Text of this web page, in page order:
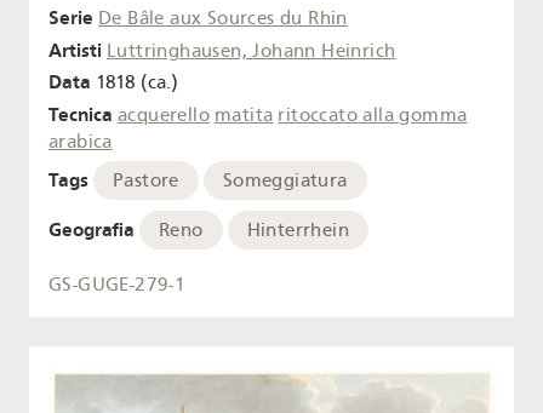
Serie De Bâle aux Sources du Rhin
Artisti Luttringhausen, Johann Heinrich
Data 1818 (ca.)
Tecnica acquerello matita ritoccato alla gomma
arabica
Tags Pastore Someggiatura
Geografia Reno Hinterrhein
GS-GUGE-279-1